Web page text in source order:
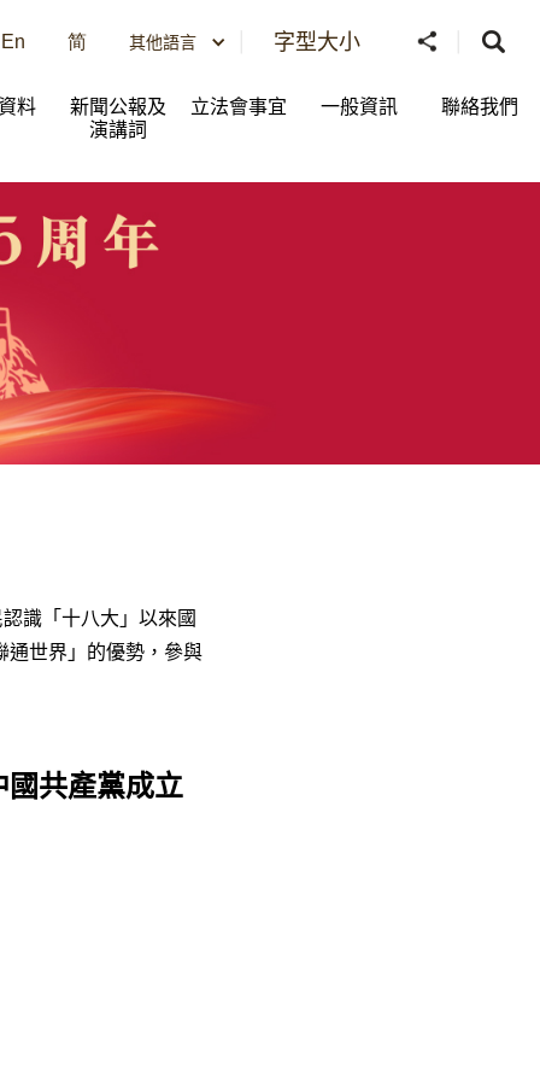
En 简 其他語言 字型大小
料
新聞公報及
演講詞
立法會事宜 一般資訊​ 聯絡我們
識「十八大」以來國
通世界」的優勢，參與
國共產黨成立